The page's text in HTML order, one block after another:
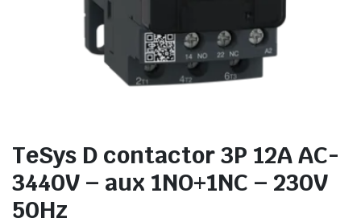
TeSys D contactor 3P 12A AC-
3440V – aux 1NO+1NC – 230V
50Hz